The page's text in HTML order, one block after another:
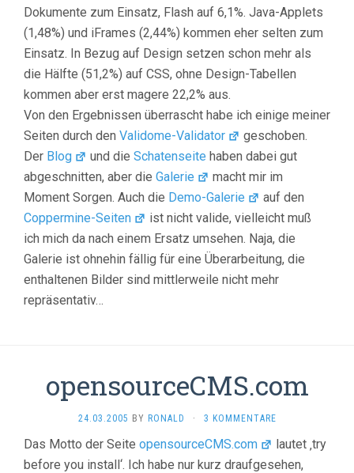
Dokumente zum Einsatz, Flash auf 6,1%. Java-Applets
(1,48%) und iFrames (2,44%) kommen eher selten zum
Einsatz. In Bezug auf Design setzen schon mehr als
die Hälfte (51,2%) auf CSS, ohne Design-Tabellen
kommen aber erst magere 22,2% aus.
Von den Ergebnissen überrascht habe ich einige meiner
Seiten durch den Validome-Validator
geschoben.
Der Blog und dieSchatenseite haben dabei gut
abgeschnitten, aber die Galerie
macht mir im
Moment Sorgen. Auch die Demo-Galerie
auf den
Coppermine-Seiten
ist nicht valide, vielleicht muß
ich mich da nach einem Ersatz umsehen. Naja, die
Galerie ist ohnehin fällig für eine Überarbeitung, die
enthaltenen Bilder sind mittlerweile nicht mehr
repräsentativ…
opensourceCMS.com
24.03.2005 BY RONALD · 3 KOMMENTARE
Das Motto der Seite opensourceCMS.com
lautet ‚try
before you install‘. Ich habe nur kurz draufgesehen,